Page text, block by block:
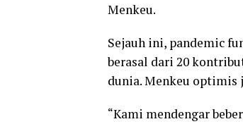
Menkeu.
Sejauh ini, pandemic
berasal dari 20
dunia. Menkeu optimis
“Kami mendengar